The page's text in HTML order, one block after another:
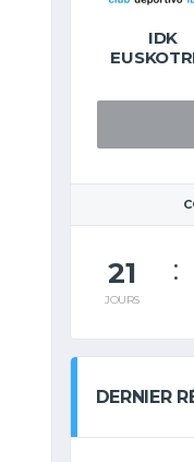
IDK
21
JOURS
DERNIER